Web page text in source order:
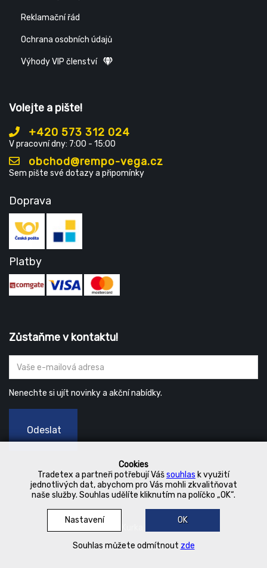
Cookies
Tradetex a partneři potřebují Vášsouhlas k využití
jednotlivých dat, abychom pro Vás mohli zkvalitňovat
naše služby. Souhlas udělíte kliknutím na políčko „OK“.
Nastavení OK
Souhlas můžete odmítnout zde
Reklamační řád
Ochrana osobních údajů
Výhody VIP členství
Volejte a pište!
+420 573 312 024
V pracovní dny: 7:00 - 15:00
obchod@rempo-vega.cz
Sem pište své dotazy a připomínky
Doprava
Platby
Zůstaňme v kontaktu!
Nenechte si ujít novinky a akční nabídky.
Odeslat